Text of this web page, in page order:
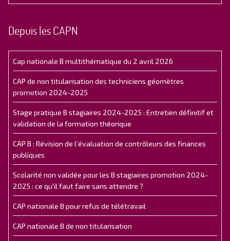
Depuis les CAPN
Cap nationale B multithématique du 2 avril 2026
CAP de non titularisation des techniciens géomètres
promotion 2024-2025
Stage pratique B stagiaires 2024-2025 : Entretien définitif et
validation de la formation théorique
CAP B : Révision de l’évaluation de contrôleurs des finances
publiques
Scolarité non validée pour les B stagiaires promotion 2024-
2025 : ce qu'il faut faire sans attendre ?
CAP nationale B pour refus de télétravail
CAP nationale B de non titularisation